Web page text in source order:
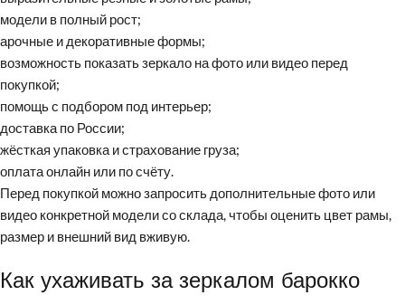
модели в полный рост;
арочные и декоративные формы;
возможность показать зеркало на фото или видео перед
покупкой;
помощь с подбором под интерьер;
доставка по России;
жёсткая упаковка и страхование груза;
оплата онлайн или по счёту.
Перед покупкой можно запросить дополнительные фото или
видео конкретной модели со склада, чтобы оценить цвет рамы,
размер и внешний вид вживую.
Как ухаживать за зеркалом барокко